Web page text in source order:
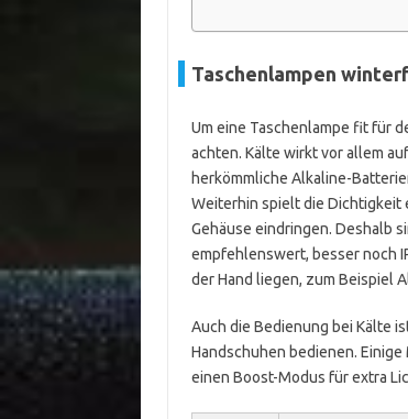
Taschenlampen
Um eine Taschenlampe fit für
achten. Kälte wirkt vor allem
herkömmliche Alkaline-
Weiterhin spielt die Dichtigkeit
Gehäuse eindringen. Deshalb
empfehlenswert, besser noch
der Hand liegen, zum Beispiel
Auch die Bedienung bei Kälte
Handschuhen bedienen.
einen Boost-Modus für extra